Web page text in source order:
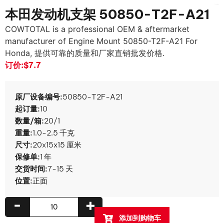
本田发动机支架 50850-T2F-A21
COWTOTAL is a professional OEM & aftermarket
manufacturer of Engine Mount 50850-T2F-A21 For
Honda, 提供可靠的质量和厂家直销批发价格.
订价:$7.7
原厂设备编号:50850-T2F-A21
起订量:10
数量/箱:20/1
重量:1.0-2.5 千克
尺寸:20x15x15 厘米
保修单:1 年
交货时间:7-15 天
位置:正面
+
-
添加到购物车